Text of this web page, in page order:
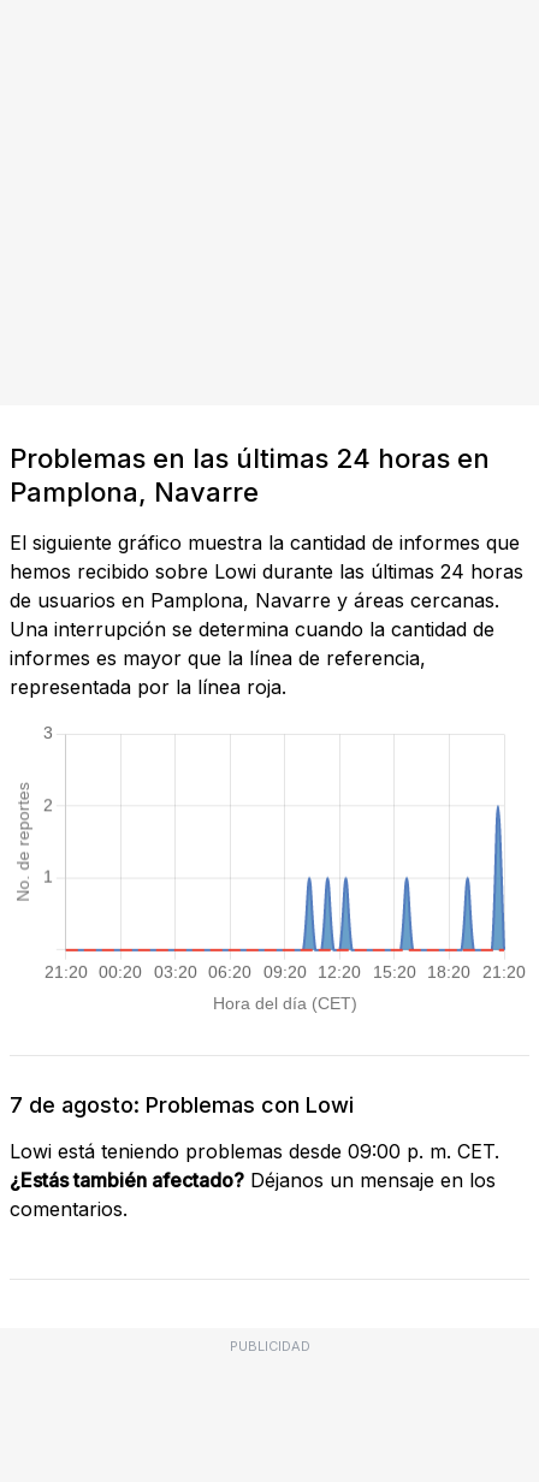
Problemas en las últimas 24 horas en
Pamplona, Navarre
El siguiente gráfico muestra la cantidad de informes que
hemos recibido sobre Lowi durante las últimas 24 horas
de usuarios en Pamplona, Navarre y áreas cercanas.
Una interrupción se determina cuando la cantidad de
informes es mayor que la línea de referencia,
representada por la línea roja.
7 de agosto: Problemas con Lowi
Lowi está teniendo problemas desde 09:00 p. m. CET.
¿Estás también afectado? Déjanos un mensaje en los
comentarios.
PUBLICIDAD